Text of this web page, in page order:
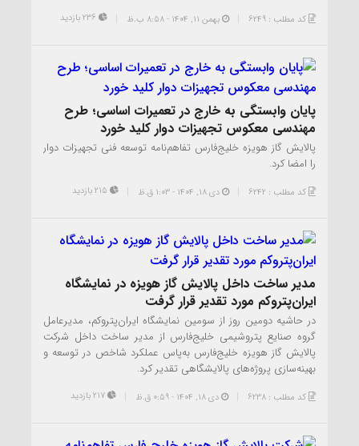
کد مطلب : 6249 بهمن ۱۱, ۱۴۰۴ - 8:58 ب.ظ
پایان وابستگی به خارج در تعمیرات اساسی؛ طرح
مهندسی معکوس تجهیزات دوار کلید خورد
پالایش گاز هویزه خلیج‌فارس تفاهم‌نامه توسعه فنی تجهیزات دوار
را امضا کرد.
کد مطلب : 6242 دی ۱۸, ۱۴۰۴ - 1:03 ق.ظ
مدیر ساخت داخل پالایش گاز هویزه در نمایشگاه
ایران‌پتروکم مورد تقدیر قرار گرفت
در حاشیه دومین روز از سومین نمایشگاه ایران‌پتروکم، مدیرعامل
گروه صنایع پتروشیمی خلیج‌فارس از مدیر ساخت داخل شرکت
پالایش گاز هویزه خلیج‌فارس به‌پاس عملکرد شاخص در توسعه و
بهینه‌سازی پروژه‌های پالایشگاهی تقدیر کرد.
کد مطلب : 6238 دی ۱۸, ۱۴۰۴ - 0:59 ق.ظ